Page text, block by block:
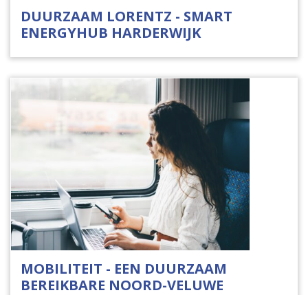
DUURZAAM LORENTZ - SMART
ENERGYHUB HARDERWIJK
MOBILITEIT - EEN DUURZAAM
BEREIKBARE NOORD-VELUWE